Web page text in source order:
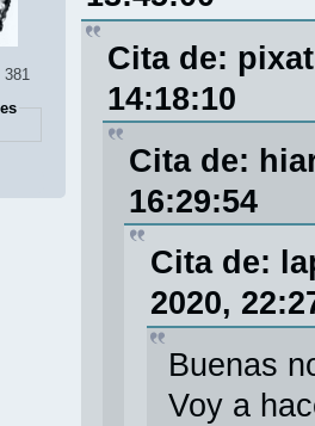
381
Cita de:
14:18:10
Cita de:
16:29:54
Cita de:
2020,
Buenas
Voy a